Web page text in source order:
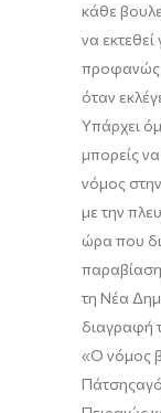
κάθε
να εκτεθεί
προφανώς
όταν
Υπάρχει
μπορείς
νόμος
με την
ώρα που
τη Νέα
διαγραφή
«Ο νόμος
Πάτσης